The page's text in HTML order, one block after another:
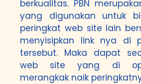
berkualitas. PBN
yang digunakan untuk
peringkat web site lain
menyisipkan link nya di
tersebut. Maka dapat
web site yang di
merangkak naik